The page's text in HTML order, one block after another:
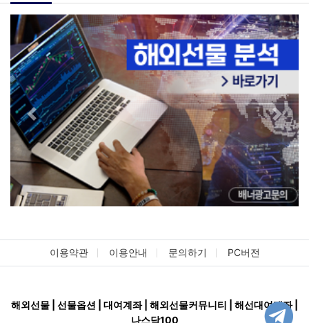
Previous Next
이용약관 이용안내 문의하기 PC버전
해외선물 | 선물옵션 | 대여계좌 | 해외선물커뮤니티 | 해선대여계좌 |
나스닥100